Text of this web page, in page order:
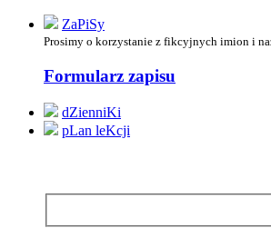
ZaPiSy
Prosimy o korzystanie z fikcyjnych imion i
Formularz zapisu
dZienniKi
pLan leKcji